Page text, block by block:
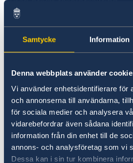
Samtycke Information
Denna webbplats använder
Vi använder enhetsidentifierare för
och annonserna till användarna,
för sociala medier och analysera
vidarebefordrar även sådana
information från din enhet till de
annons- och analysföretag som vi
Dessa kan i sin tur kombinera
Hälso- och sjukvård
Lokala lagar och sedvänjor
Kriminalitet och personlig
Trafiksäkerhet
SOS-International,
Assistance
Det allmänna nödnumret i
Före avresan gör du klokt
råd inför en utlandsresa:
UD Resklar